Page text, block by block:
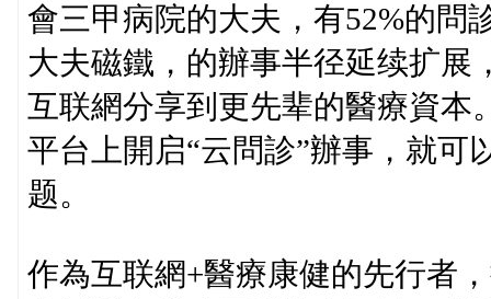
會三甲病院的大夫，有52%的問
大夫磁鐵，的辦事半径延续扩展
互联網分享到更先辈的醫療資本
平台上開启“云問診”辦事，就可
题。
作為互联網+醫療康健的先行者